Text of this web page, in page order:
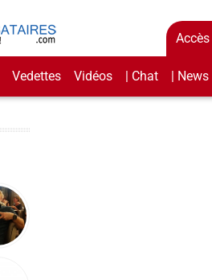
Accès
Vedettes Vidéos | Chat | News